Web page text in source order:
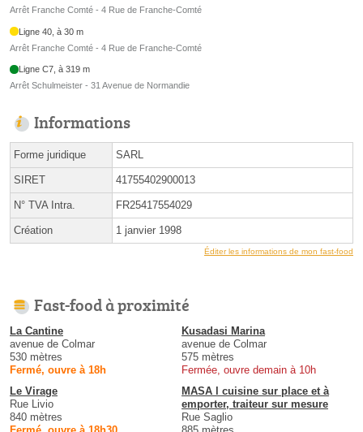
Arrêt Franche Comté - 4 Rue de Franche-Comté
Ligne 40, à 30 m
Arrêt Franche Comté - 4 Rue de Franche-Comté
Ligne C7, à 319 m
Arrêt Schulmeister - 31 Avenue de Normandie
Informations
Forme juridique SARL
SIRET 41755402900013
N° TVA Intra. FR25417554029
Création 1 janvier 1998
Éditer les informations de mon fast-food
Fast-food à proximité
La Cantine
avenue de Colmar
530 mètres
Fermé, ouvre à 18h
Kusadasi Marina
avenue de Colmar
575 mètres
Fermée, ouvre demain à 10h
Le Virage
Rue Livio
840 mètres
MASA l cuisine sur place et à
emporter, traiteur sur mesure
Rue Saglio